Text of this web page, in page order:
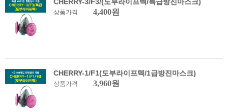
상품가격 4,400원
CHERRY-1/F1(도부라이프텍/1급방진마스크)
상품가격 3,960원